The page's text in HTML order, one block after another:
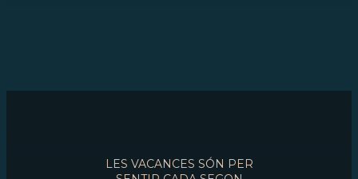
LES VACANCES SÓN PER